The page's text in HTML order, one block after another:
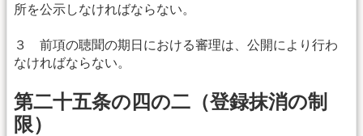
所を公示しなければならない。
３ 前項の聴聞の期日における審理は、公開により行わ
なければならない。
第二十五条の四の二（登録抹消の制
限）